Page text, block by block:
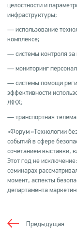
целостности и
инфраструктуры;
— использование
комплексе;
— системы контроля
— мониторинг
— системы помощи
эффективности
ЖКХ;
— транспортная
«Форум «Технологии
событий в сфере
сочетанием выставки,
Этот год не
семинарах
момент, аспекты
департамента
Предыдущая